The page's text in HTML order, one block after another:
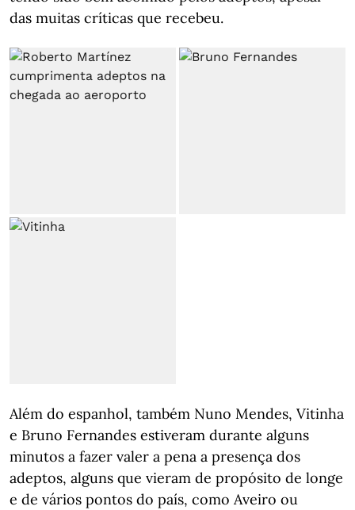
das muitas críticas que recebeu.
Além do espanhol, também Nuno Mendes, Vitinha
e Bruno Fernandes estiveram durante alguns
minutos a fazer valer a pena a presença dos
adeptos, alguns que vieram de propósito de longe
e de vários pontos do país, como Aveiro ou